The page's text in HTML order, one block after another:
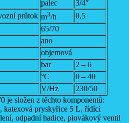
palec
3/4″
průtok m3/h
0,5
65/70
ano
objemová
bar
2 – 6
°C
0 – 40
V/Hz
230/50
složen z těchto komponentů:
katexová pryskyřice 5 L, řídící
odpadní hadice, plovákový ventil